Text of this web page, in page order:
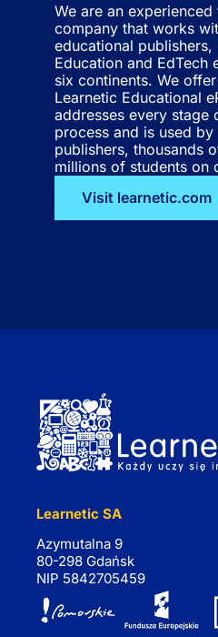
We are an
company that works
educational
Education and EdTech
six continents. We
Learnetic Educational
addresses every stage
process and is used
publishers, thousands
millions of students on
Visit learnetic.com
Learnetic SA
Azymutalna 9
80-298 Gdańsk
NIP 5842705459